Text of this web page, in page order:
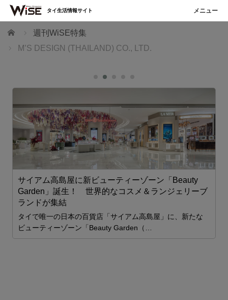
ホーム
週刊WiSE特集
M’S DESIGN (THAILAND) CO., LTD.
サイアム高島屋に新ビューティーゾーン「Beauty
Garden」誕生！ 世界的なコスメ＆ランジェリーブ
ランドが集結
タイで唯一の日本の百貨店「サイアム高島屋」に、新たな
ビューティーゾーン「Beauty Garden（…
タイ生活情報サイト